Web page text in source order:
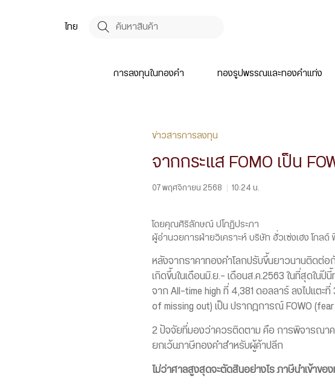
ไทย
การลงทุนในทองคำ ทองรูปพรรณและทองคำแท่ง
ข่าวสารการลงทุน
จากกระแส FOMO เป็น
07 พฤศจิกายน 2568 10:24 น.
โดยคุณศิริลักษณ์ ปโกฏิประภา
ผู้อำนวยการฝ่ายวิเคราะห์ บริษัท ฮั่วเซ่งเฮง โกลด์
หลังจากราคาทองคำโลกปรับขึ้นยาวนานติดต่อ
เกิดขึ้นในเดือนมิ.ย.- เดือนส.ค.2563 ในที่สุดใน
จาก All-time high ที่ 4,381 ดอลลาร์ ลงไปแตะ
of missing out) เป็น ปรากฎการณ์ FOWO
2 ปัจจัยที่มองว่าควรติดตาม คือ การพิจารณาค
ยกเว้นภาษีทองคำสำหรับผู้ค้าปลีก
ไม่ว่าศาลสูงสุดจะตัดสินอย่างไร ภาษีนำเข้าขอ